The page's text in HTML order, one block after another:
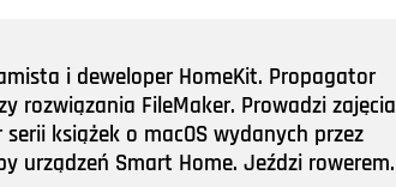
i deweloper HomeKit. Propagator
rozwiązania FileMaker. Prowadzi zajęcia
książek o macOS wydanych przez
urządzeń Smart Home. Jeździ rowerem.